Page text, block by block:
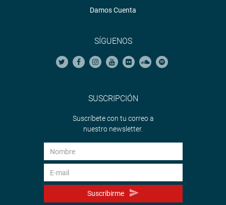
Damos Cuenta
SÍGUENOS
SUSCRIPCIÓN
Suscríbete con tu correo a
nuestro newsletter.
Suscribirme